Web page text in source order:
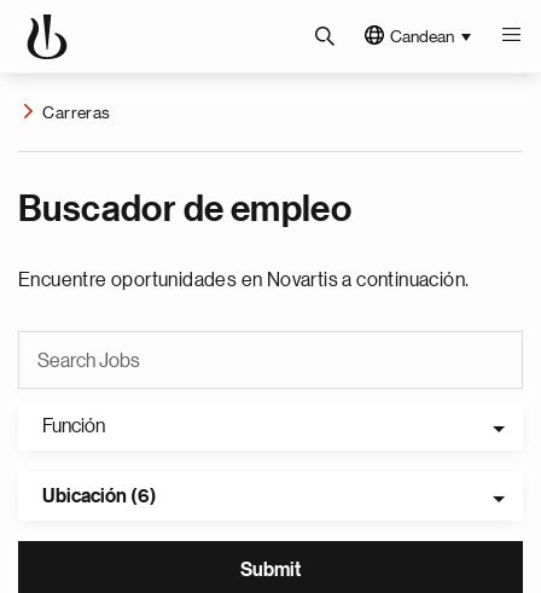
Candean
Carreras
Buscador de empleo
Encuentre oportunidades en Novartis a continuación.
Función
Ubicación (6)